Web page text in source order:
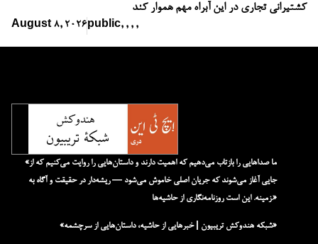
کشتیرانی تجاری در این آبراه مهم هموار کند
August 8, 2026 public, , , ,
«ما صداهایی را بازتاب می‌دهیم که اهمیت دارند و داستان‌هایی را روایت می‌کنیم که از
جایی آغاز می‌شوند که جریان اصلی خاموش می‌شود — ریشه‌دار در حقیقت و آگاه به
زمینه. این است روزنامه‌نگاری از حاشیه‌ها.»
«شبکه هند‌و‌کش تریبیون | خبرهایی از حاشیه، داستان‌هایی از سرچشمه»